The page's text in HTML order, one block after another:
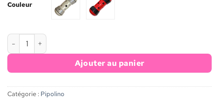
Couleur
quantité de Pipolino® L
Ajouter au panier
Catégorie : Pipolino